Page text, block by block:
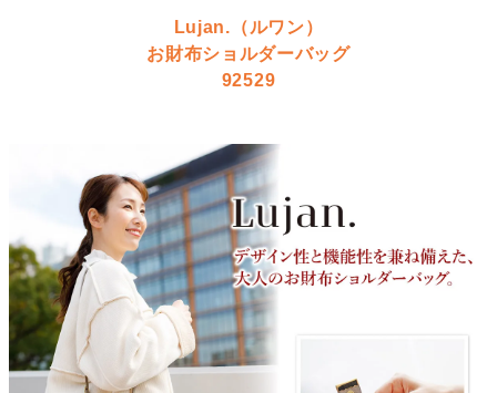
Lujan.（ルワン）
お財布ショルダーバッグ
92529